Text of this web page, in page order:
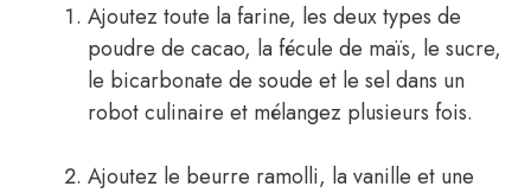
Ajoutez toute la farine, les deux types de
poudre de cacao, la fécule de maïs, le sucre,
le bicarbonate de soude et le sel dans un
robot culinaire et mélangez plusieurs fois.
Ajoutez le beurre ramolli, la vanille et une